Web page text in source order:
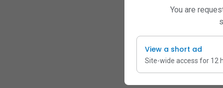
You are
View a short ad
Site-wide access for 12